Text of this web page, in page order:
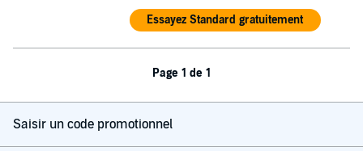
Essayez Standard gratuitement
Page 1 de 1
Saisir un code promotionnel